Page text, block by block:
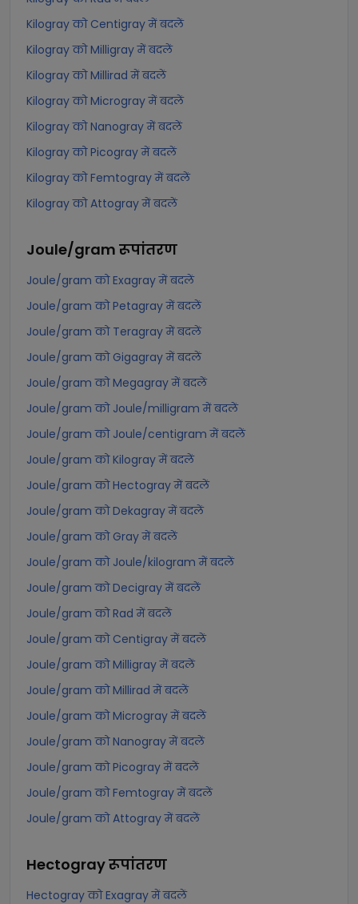
Kilogray को Centigray में बदलें
Kilogray को Milligray में बदलें
Kilogray को Millirad में बदलें
Kilogray को Microgray में बदलें
Kilogray को Nanogray में बदलें
Kilogray को Picogray में बदलें
Kilogray को Femtogray में बदलें
Kilogray को Attogray में बदलें
Joule/gram रूपांतरण
Joule/gram को Exagray में बदलें
Joule/gram को Petagray में बदलें
Joule/gram को Teragray में बदलें
Joule/gram को Gigagray में बदलें
Joule/gram को Megagray में बदलें
Joule/gram को Joule/milligram में बदलें
Joule/gram को Joule/centigram में बदलें
Joule/gram को Kilogray में बदलें
Joule/gram को Hectogray में बदलें
Joule/gram को Dekagray में बदलें
Joule/gram को Gray में बदलें
Joule/gram को Joule/kilogram में बदलें
Joule/gram को Decigray में बदलें
Joule/gram को Rad में बदलें
Joule/gram को Centigray में बदलें
Joule/gram को Milligray में बदलें
Joule/gram को Millirad में बदलें
Joule/gram को Microgray में बदलें
Joule/gram को Nanogray में बदलें
Joule/gram को Picogray में बदलें
Joule/gram को Femtogray में बदलें
Joule/gram को Attogray में बदलें
Hectograyरूपांतरण
Hectogray को Exagray में बदलें